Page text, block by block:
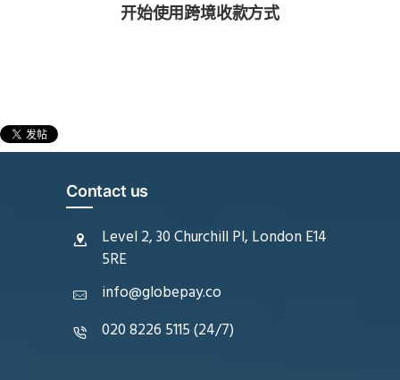
开始使用跨境收款方式
Contact us
Level 2, 30 Churchill Pl, London E14
5RE
info@globepay.co
020 8226 5115 (24/7)